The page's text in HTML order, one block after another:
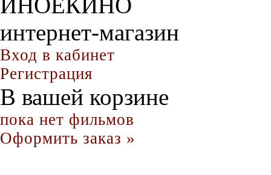
интернет-магазин
Вход в кабинет
Регистрация
В вашей корзине
пока нет фильмов
Оформить заказ »